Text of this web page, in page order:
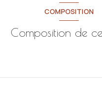
COMPOSITION
Composition de